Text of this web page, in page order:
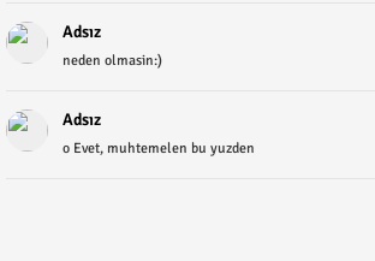
Adsız
neden olmasin:)
Adsız
o Evet, muhtemelen bu yuzden